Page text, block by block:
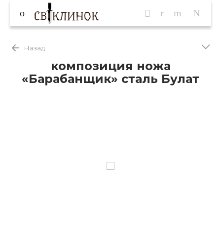
Назад
композиция ножа
«Барабанщик» сталь Булат